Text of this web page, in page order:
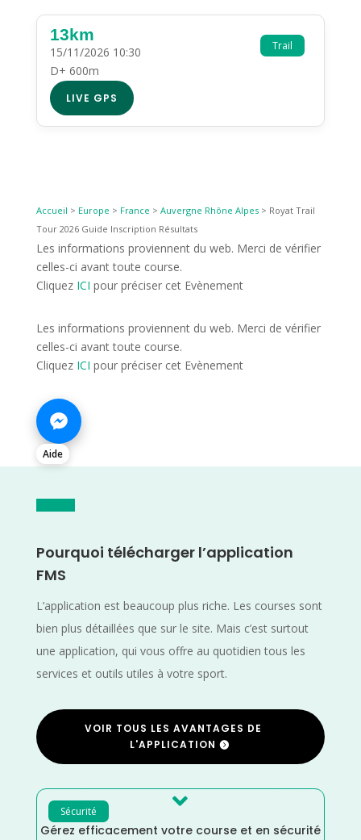
Trail
13km
15/11/2026 10:30
D+ 600m
LIVE GPS
Accueil > Europe > France > Auvergne Rhône Alpes> Royat Trail
Tour 2026 Guide Inscription Résultats
Les informations proviennent du web. Merci de vérifier
celles-ci avant toute course.
Cliquez ICI pour préciser cet Evènement
Les informations proviennent du web. Merci de vérifier
celles-ci avant toute course.
Cliquez ICI pour préciser cet Evènement
Aide
Pourquoi télécharger l’application
FMS
L’application est beaucoup plus riche. Les courses sont
bien plus détaillées que sur le site. Mais c’est surtout
une application, qui vous offre au quotidien tous les
services et outils utiles à votre sport.
VOIR TOUS LES AVANTAGES DE
L'APPLICATION
Sécurité 
Gérez efficacement votre course et en sécurité